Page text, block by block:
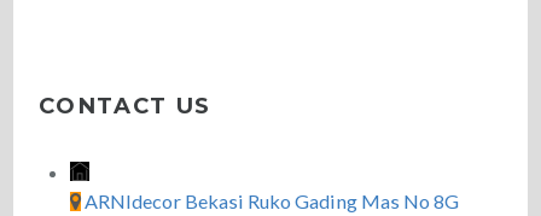
CONTACT US
ARNIdecor Bekasi Ruko Gading Mas No 8G